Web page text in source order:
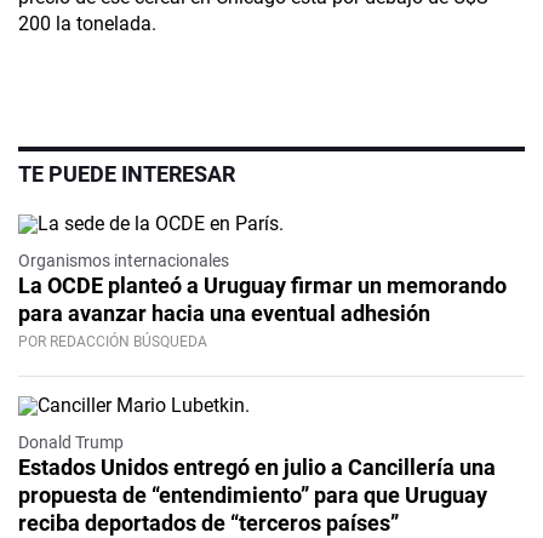
200 la tonelada.
TE PUEDE INTERESAR
Organismos internacionales
La OCDE planteó a Uruguay firmar un memorando
para avanzar hacia una eventual adhesión
POR REDACCIÓN BÚSQUEDA
Donald Trump
Estados Unidos entregó en julio a Cancillería una
propuesta de “entendimiento” para que Uruguay
reciba deportados de “terceros países”